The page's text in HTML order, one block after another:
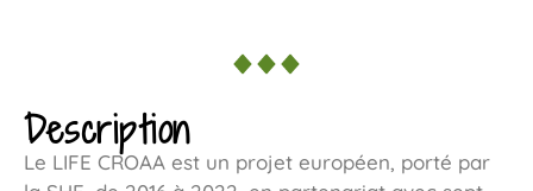
Description
Le LIFE CROAA est un projet européen, porté par